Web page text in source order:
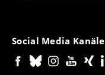
Social Media Kanäle